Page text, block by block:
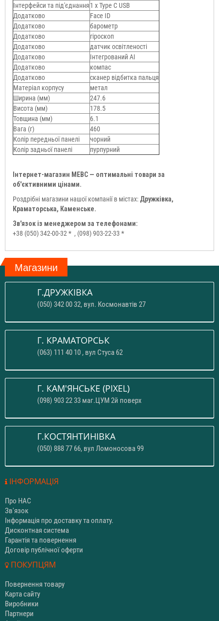
Інтерфейси та під'єднання1 x Type C USB
Додатково
Face ID
Додатково
барометр
Додатково
гіроскоп
Додатково
датчик освітленості
Додатково
Інтегрований AI
Додатково
компас
Додатково
сканер відбитка пальця
Матеріал корпусу
метал
Ширина (мм)
247.6
Висота (мм)
178.5
Товщина (мм)
6.1
Вага (г)
460
Колір передньої панелі
чорний
Колір задньої панелі
пурпурний
Інтернет-магазин МЕВС — оптимальні товари за
об'єктивними цінами.
Роздрібні магазини нашої компанії в містах: Дружківка,
Краматорська, Каменське.
Зв'язок із менеджером за телефонами:
+38 (050) 342-00-32 * , (098) 903-22-33 *
Магазини
Г.ДРУЖКІВКА
(050) 342 00 32, вул. Космонавтів 27
Г. КРАМАТОРСЬК
(063) 111 40 10 , вул Стуса 62
Г. КАМ'ЯНСЬКЕ (PIXEL)
(098) 903 22 33 маг.ЦУМ 2й поверх
Г.КОСТЯНТИНІВКА
(050) 888 77 66, вул Ломоносова 99
ІНФОРМАЦІЯ
Про НАС
Зв'язок
Інформація про доставку та оплату.
Дисконтная система
Гарантія та повернення
Договір публічної оферти
ПОКУПЦЯМ
Повернення товару
Карта сайту
Виробники
Партнери